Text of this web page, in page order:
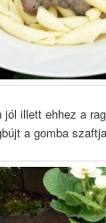
illett ehhez a
a gomba